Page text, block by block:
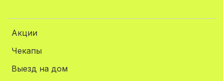
Акции
Чекапы
Выезд на дом